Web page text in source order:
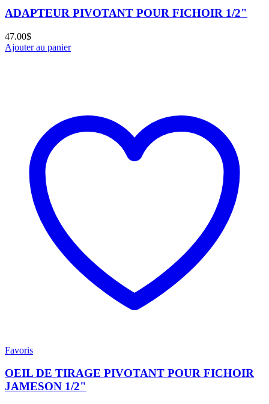
ADAPTEUR PIVOTANT POUR FICHOIR 1/2"
47.00$
Ajouter au panier
Favoris
OEIL DE TIRAGE PIVOTANT POUR FICHOIR
JAMESON 1/2"